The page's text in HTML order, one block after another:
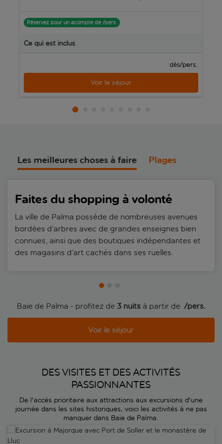
Réservez pour un acompte de /pers.
Ce qui est inclus
dès/pers.
Voir le séjour
Les meilleures choses à faire Plages
Faites du shopping à volonté
La ville de Palma possède de nombreuses avenues
bordées d’arbres avec de grandes enseignes bien
connues, ainsi que des boutiques indépendantes et
des magasins d’art cachés dans ses ruelles.
Baie de Palma - profitez de 3 nuitsà partir de /pers.
Voir le séjour
DES VISITES ET DES ACTIVITÉS
PASSIONNANTES
De l'accès prioritaire aux attractions aux excursions d'une
journée dans les sites historiques, voici les activités à ne pas
manquer dans Baie de Palma.
Excursion à Majorque avec Port de Soller et le monastère de Lluc